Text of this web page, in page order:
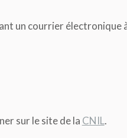
un courrier électronique
sur le site de la CNIL.